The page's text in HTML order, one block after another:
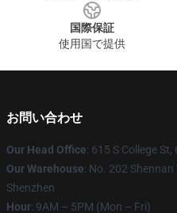
国際保証
使用国で提供
お問い合わせ
Our Head Office: 615 S College
Our Warehouse: No. 202
Shenzhen
Hour: 9AM – 5PM (Mon – Fri)